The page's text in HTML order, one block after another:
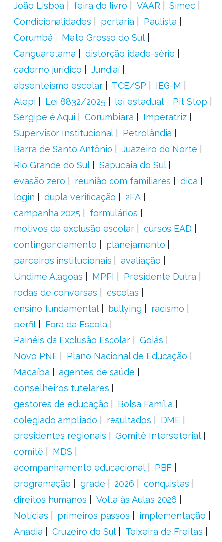
João Lisboa
feira do livro VAAR
Simec
Condicionalidades
portaria
Paulista
Corumbá
Mato Grosso do Sul
Canguaretama
distorção idade-série
caderno jurídico
Jundiaí
absenteísmo escolar
TCE/SP
IEG-M
Alepi
Lei 8832/2025 lei estadual
Pit Stop
Sergipe é Aqui
Corumbiara
Imperatriz
Supervisor Institucional
Petrolândia
Barra de Santo Antônio
Juazeiro do Norte
Rio Grande do Sul
Sapucaia do Sul
evasão zero
reunião com familiares
dica
login
dupla verificação
2FA
campanha 2025
formulários
motivos de exclusão escolar
cursos EAD
contingenciamento
planejamento
parceiros institucionais
avaliação
Undime Alagoas
MPPI
Presidente Dutra
rodas de conversas
escolas
ensino fundamental
bullying
racismo
perfil
Fora da Escola
Painéis da Exclusão Escolar
Goiás
Novo PNE
Plano Nacional de Educação
Macaíba
agentes de saúde
conselheiros tutelares
gestores de educação
Bolsa Família
colegiado ampliado
resultados
DME
presidentes regionais
Gomitê Intersetorial
comitê
MDS
acompanhamento educacional
PBF
programação
grade 2026
conquistas
direitos humanos
Volta às Aulas 2026
Notícias
primeiros passos
implementação
Anadia
Cruzeiro do Sul Teixeira de Freitas